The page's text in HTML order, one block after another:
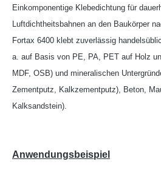
Einkomponentige Klebedichtung für
Luftdichtheitsbahnen an den Baukörper
Fortax 6400 klebt zuverlässig
a. auf Basis von PE, PA, PET auf Holz
MDF, OSB) und mineralischen
Zementputz, Kalkzementputz), Beton,
Kalksandstein).
Anwendungsbeispiel